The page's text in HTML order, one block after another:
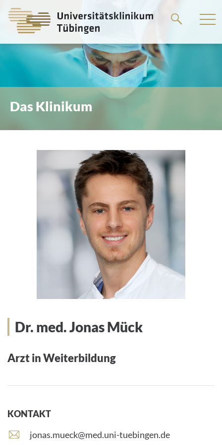
zum
Das Klinikum
Dr. med. Jonas Mück
Arzt in Weiterbildung
KONTAKT
E
jonas.mueck@med.uni-tuebingen.de